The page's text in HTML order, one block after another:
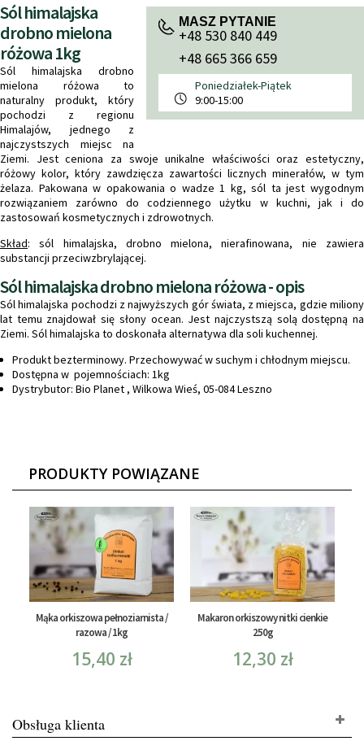
MASZ PYTANIE
+48 530 840 449
+48 665 366 659
Poniedziałek-Piątek
9:00-15:00
Sól himalajska
drobno mielona
różowa 1kg
Sól himalajska drobno
mielona różowa to
naturalny produkt, który
pochodzi z regionu
Himalajów, jednego z
najczystszych miejsc na
Ziemi. Jest ceniona za swoje unikalne właściwości oraz estetyczny,
różowy kolor, który zawdzięcza zawartości licznych minerałów, w tym
żelaza. Pakowana w opakowania o wadze 1 kg, sól ta jest wygodnym
rozwiązaniem zarówno do codziennego użytku w kuchni, jak i do
zastosowań kosmetycznych i zdrowotnych.
Skład: sól himalajska, drobno mielona, nierafinowana, nie zawiera
substancji przeciwzbrylającej.
Sól himalajska drobno mielona różowa - opis
Sól himalajska pochodzi z najwyższych gór świata, z miejsca, gdzie miliony
lat temu znajdował się słony ocean. Jest najczystszą solą dostępną na
Ziemi. Sól himalajska to doskonała alternatywa dla soli kuchennej.
Produkt bezterminowy. Przechowywać w suchym i chłodnym miejscu.
Dostępna w pojemnościach: 1kg
Dystrybutor: Bio Planet , Wilkowa Wieś, 05-084 Leszno
PRODUKTY POWIĄZANE
Mąka orkiszowa pełnoziarnista /
razowa / 1kg
15,40 zł
Makaron orkiszowy nitki cienkie
250g
12,30 zł
Obsługa klienta